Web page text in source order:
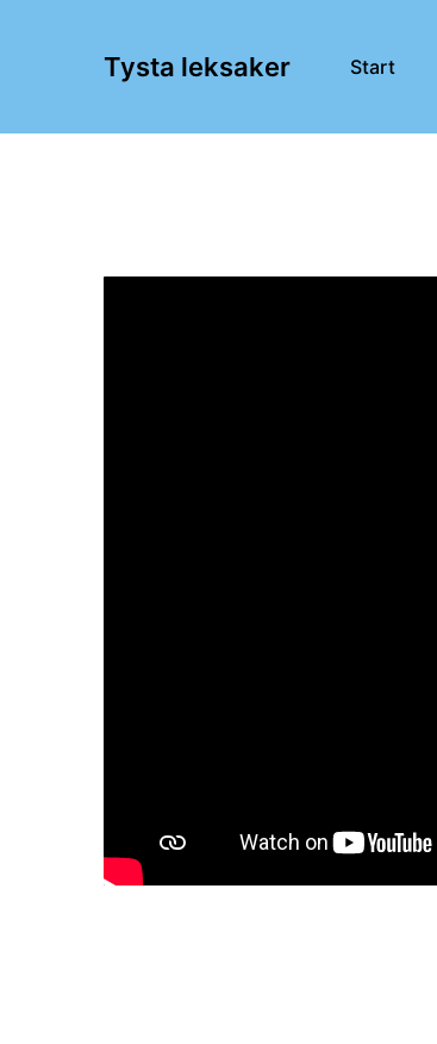
Tysta leksaker Start